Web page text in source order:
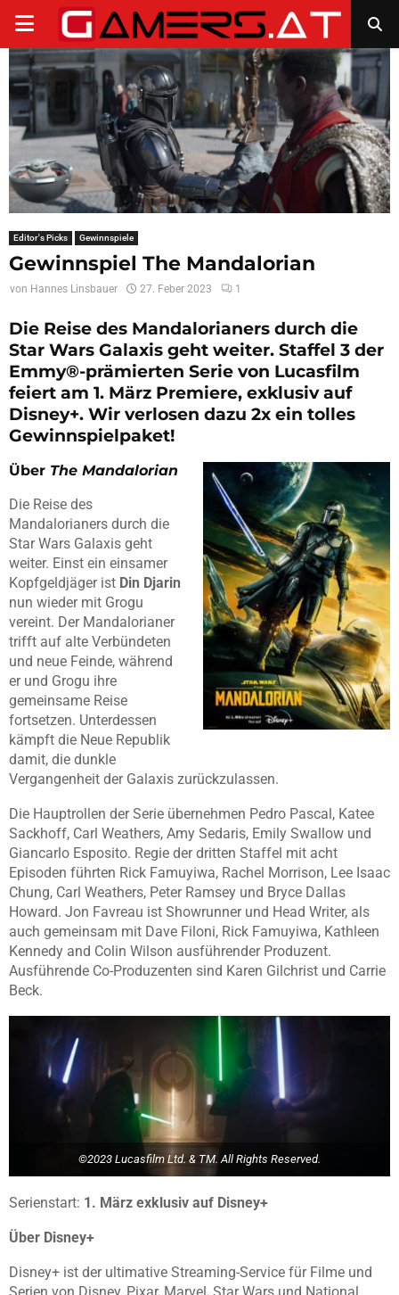
PRIMARY
MENU
Editor's Picks Gewinnspiele
Gewinnspiel The Mandalorian
von Hannes Linsbauer 27. Feber 2023 1
Die Reise des Mandalorianers durch die
Star Wars Galaxis geht weiter. Staffel 3 der
Emmy®-prämierten Serie von Lucasfilm
feiert am 1. März Premiere, exklusiv auf
Disney+. Wir verlosen dazu 2x ein tolles
Gewinnspielpaket!
Über The Mandalorian
Die Reise des
Mandalorianers durch die
Star Wars Galaxis geht
weiter. Einst ein einsamer
Kopfgeldjäger ist Din Djarin
nun wieder mit Grogu
vereint. Der Mandalorianer
trifft auf alte Verbündeten
und neue Feinde, während
er und Grogu ihre
gemeinsame Reise
fortsetzen. Unterdessen
kämpft die Neue Republik
damit, die dunkle
Vergangenheit der Galaxis zurückzulassen.
Die Hauptrollen der Serie übernehmen Pedro Pascal, Katee
Sackhoff, Carl Weathers, Amy Sedaris, Emily Swallow und
Giancarlo Esposito. Regie der dritten Staffel mit acht
Episoden führten Rick Famuyiwa, Rachel Morrison, Lee Isaac
Chung, Carl Weathers, Peter Ramsey und Bryce Dallas
Howard. Jon Favreau ist Showrunner und Head Writer, als
auch gemeinsam mit Dave Filoni, Rick Famuyiwa, Kathleen
Kennedy and Colin Wilson ausführender Produzent.
Ausführende Co-Produzenten sind Karen Gilchrist und Carrie
Beck.
©2023 Lucasfilm Ltd. & TM. All Rights Reserved.
Serienstart: 1. März exklusiv auf Disney+
Über Disney+
Disney+ ist der ultimative Streaming-Service für Filme und